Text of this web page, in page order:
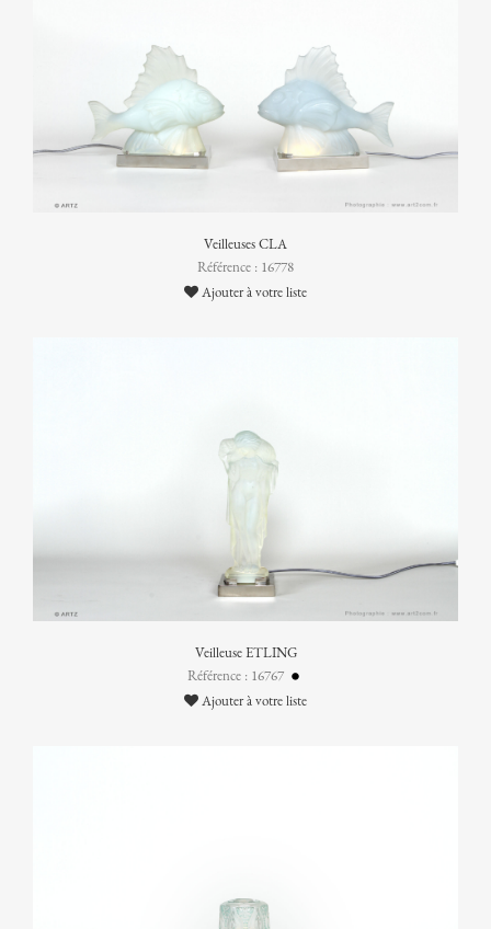
Veilleuses CLA
Référence : 16778
Ajouter à votre liste
Veilleuse ETLING
Référence : 16767
Ajouter à votre liste